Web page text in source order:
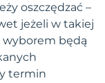
oszczędzać –
jeżeli w takiej
wyborem będą
termin